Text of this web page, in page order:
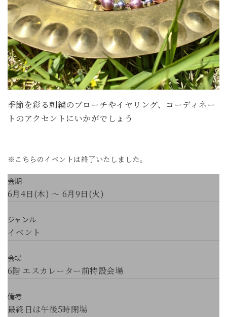
季節を彩る刺繍のブローチやイヤリング、コーディネー
トのアクセントにいかがでしょう
※こちらのイベントは終了いたしました。
会期
6月4日(木) ～ 6月9日(火)
ジャンル
イベント
会場
6階 エスカレーター前特設会場
備考
最終日は午後5時閉場